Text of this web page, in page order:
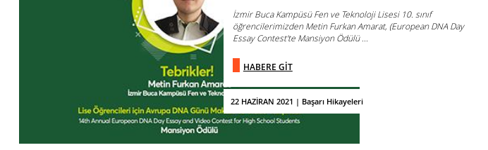
22 HAZİRAN 2021 | Başarı Hikayeleri
İzmir Buca Kampüsü Fen ve Teknoloji Lisesi 10. sınıf
öğrencilerimizden Metin Furkan Amarat, (European DNA Day
Essay Contest'te Mansiyon Ödülü ...
HABERE GİT